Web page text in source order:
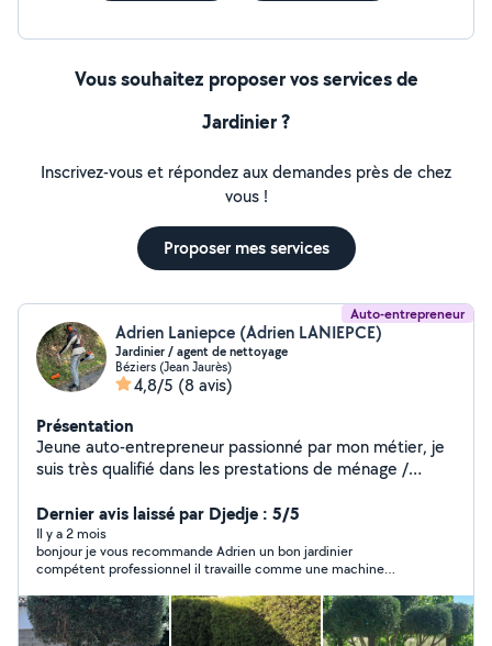
Vous souhaitez proposer vos services de
Jardinier ?
Inscrivez-vous et répondez aux demandes près de chez
vous !
Proposer mes services
Auto-entrepreneur
Adrien Laniepce (Adrien LANIEPCE)
Jardinier / agent de nettoyage
Béziers (Jean Jaurès)
4,8/5 (8 avis)
Présentation
Jeune auto-entrepreneur passionné par mon métier, je
suis très qualifié dans les prestations de ménage /
travaille avec soin, qualité et discrétion. Si vous voulez
du travail bien fait par quelqu'un de minutieux vous êtes
au bon endroit ! Pour toute demande ou question
n'hésitez pas à me contacter.
Dernier avis laissé par Djedje : 5/5
Il y a 2 mois
bonjour je vous recommande Adrien un bon jardinier
compétent professionnel il travaille comme une machine